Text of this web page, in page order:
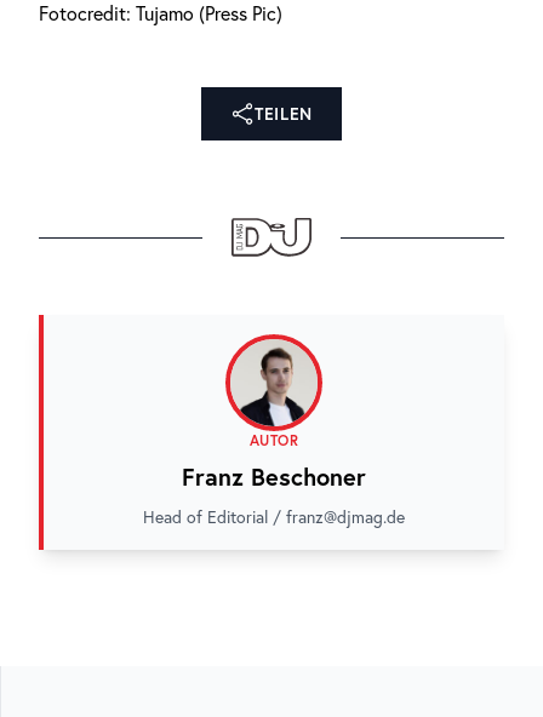
Fotocredit: Tujamo (Press Pic)
TEILEN
AUTOR
Franz Beschoner
Head of Editorial / franz@djmag.de